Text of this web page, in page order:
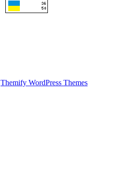
Themify WordPress Themes